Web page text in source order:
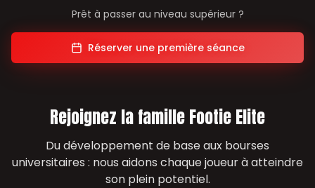
Prêt à passer au niveau supérieur ?
Réserver une première séance
Rejoignez la famille Footie Elite
Du développement de base aux bourses
universitaires : nous aidons chaque joueur à atteindre
son plein potentiel.